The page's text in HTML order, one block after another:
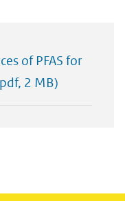
of PFAS for
2 MB)